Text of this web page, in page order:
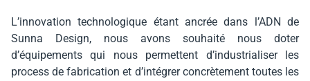
L’innovation technologique étant ancrée dans l’ADN de
Sunna Design, nous avons souhaité nous doter
d’équipements qui nous permettent d’industrialiser les
process de fabrication et d’intégrer concrètement toutes les